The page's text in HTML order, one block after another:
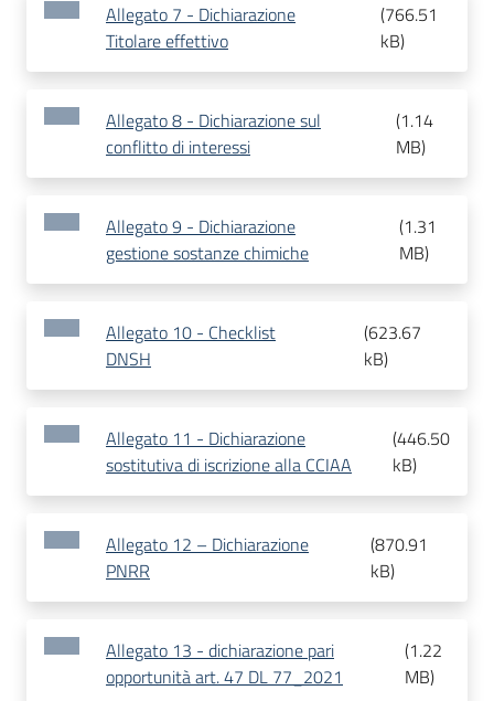
Allegato 7 - Dichiarazione
Titolare effettivo
(766.51
kB)
Allegato 8 - Dichiarazione sul
conflitto di interessi
(1.14
MB)
Allegato 9 - Dichiarazione
gestione sostanze chimiche
(1.31
MB)
Allegato 10 - Checklist
DNSH
(623.67
kB)
Allegato 11 - Dichiarazione
sostitutiva di iscrizione alla CCIAA
(446.50
kB)
Allegato 12 – Dichiarazione
PNRR
(870.91
kB)
Allegato 13 - dichiarazione pari
opportunità art. 47 DL 77_2021
(1.22
MB)